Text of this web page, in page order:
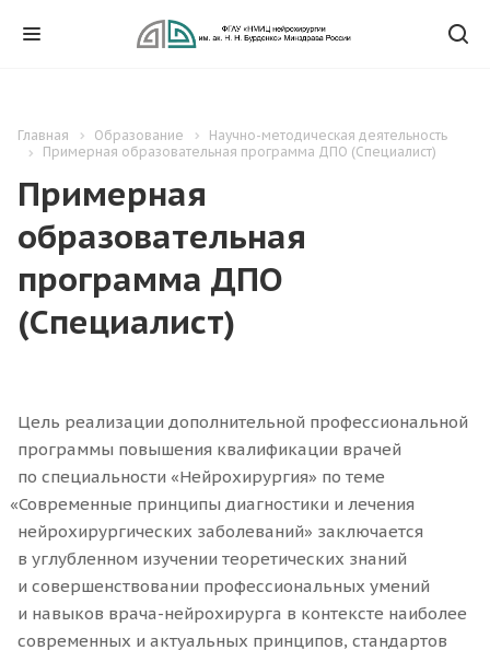
Главная Образование
Научно-методическая деятельность
Примерная образовательная программа ДПО (Специалист)
Примерная
образовательная
программа ДПО
(Специалист)
Цель реализации дополнительной профессиональной
программы повышения квалификации врачей
по специальности «Нейрохирургия» по теме
«Современные принципы диагностики и лечения
нейрохирургических заболеваний» заключается
в углубленном изучении теоретических знаний
и совершенствовании профессиональных умений
и навыков врача-нейрохирурга в контексте наиболее
современных и актуальных принципов, стандартов